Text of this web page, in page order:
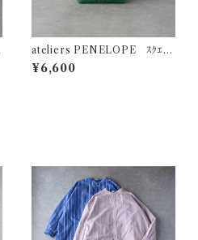
ateliers PENELOPE ｽｸｴｱ
ﾊﾞｯｸﾞ (ｸﾞﾘｰﾝ)
¥6,600